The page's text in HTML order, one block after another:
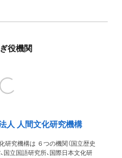
役機関
人 人間文化研究機構
研究機構は ６つの機関（国立歴史
国立国語研究所、国際日本文化研